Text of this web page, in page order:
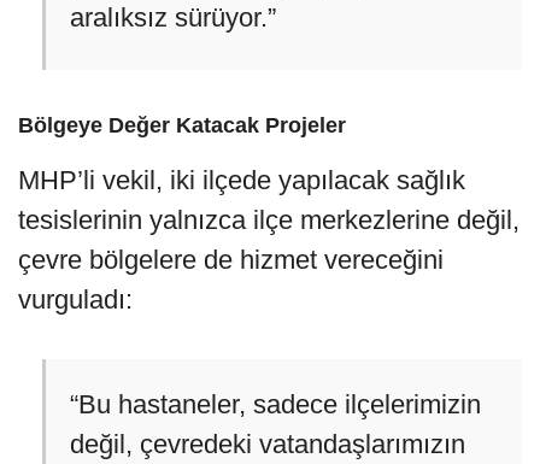
aralıksız sürüyor.”
Bölgeye Değer Katacak Projeler
MHP’li vekil, iki ilçede yapılacak sağlık
tesislerinin yalnızca ilçe merkezlerine değil,
çevre bölgelere de hizmet vereceğini
vurguladı:
“Bu hastaneler, sadece ilçelerimizin
değil, çevredeki vatandaşlarımızın